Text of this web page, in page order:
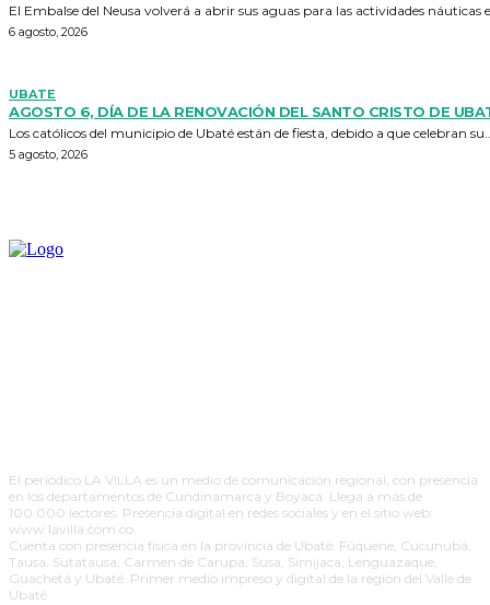
El Embalse del Neusa volverá a abrir sus aguas para las actividades náuticas
6 agosto, 2026
UBATE
AGOSTO 6, DÍA DE LA RENOVACIÓN DEL SANTO CRISTO DE
Los católicos del municipio de Ubaté están de fiesta, debido a que celebran
5 agosto, 2026
El periódico LA VILLA es un medio de comunicación regional, con presencia
en los departamentos de Cundinamarca y Boyacá. Llega a más de
100.000 lectores. Presencia digital en redes sociales y en el sitio web:
www.lavilla.com.co.
Cuenta con presencia física en la provincia de Ubaté: Fúquene, Cucunubá,
Tausa, Sutatausa, Carmen de Carupa, Susa, Simijaca, Lenguazaque,
Guachetá y Ubaté. Primer medio impreso y digital de la región del Valle de
Ubaté